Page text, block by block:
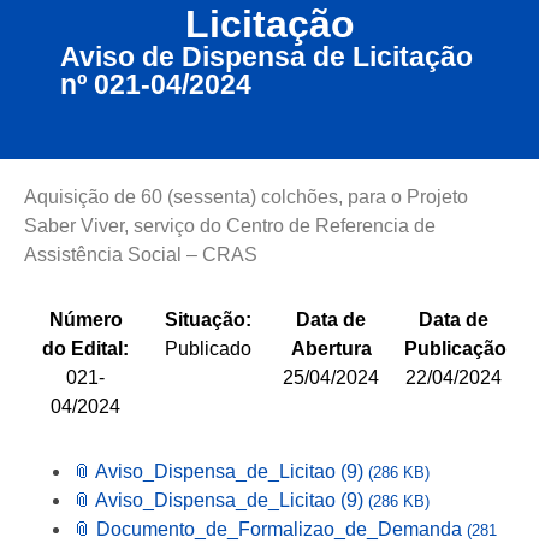
Licitação
Aviso de Dispensa de Licitação
nº 021-04/2024
Aquisição de 60 (sessenta) colchões, para o Projeto
Saber Viver, serviço do Centro de Referencia de
Assistência Social – CRAS
Número
do Edital:
021-
04/2024
Situação:
Publicado
Data de
Abertura
25/04/2024
Data de
Publicação
22/04/2024
📎 Aviso_Dispensa_de_Licitao (9) (286 KB)
📎 Aviso_Dispensa_de_Licitao (9) (286 KB)
📎 Documento_de_Formalizao_de_Demanda (281